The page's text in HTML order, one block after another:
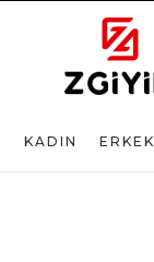
KADIN ERKEK